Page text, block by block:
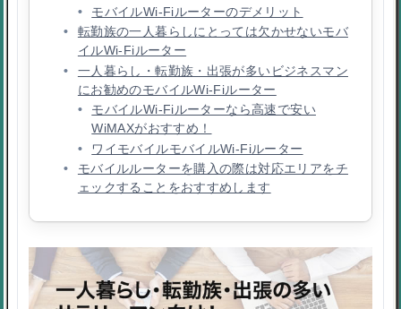
モバイルWi-Fiルーターのデメリット
転勤族の一人暮らしにとっては欠かせないモバ
イルWi-Fiルーター
一人暮らし・転勤族・出張が多いビジネスマン
にお勧めのモバイルWi-Fiルーター
モバイルWi-Fiルーターなら高速で安い
WiMAXがおすすめ！
ワイモバイルモバイルWi-Fiルーター
モバイルルーターを購入の際は対応エリアをチ
ェックすることをおすすめします